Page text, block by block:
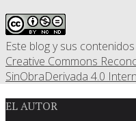
Este blog y sus
Creative Commons
SinObraDerivada 4.0
EL AUTOR